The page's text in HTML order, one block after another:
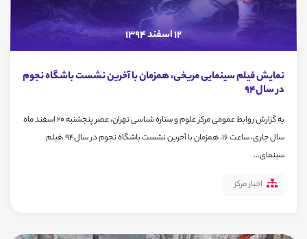
12 اسفند 1394
نمایش فیلم سینمایی مریخی، همزمان با آخرین نشست باشگاه نجوم
در سال94
به گزارش روابط عمومی مرکز علوم و ستاره شناسی تهران، عصر پنجشنبه 20 اسفند ماه
سال جاری، ساعت 16، همزمان با آخرین نشست باشگاه نجوم در سال94 ،فیلم
سینمای...
اخبار مرکز